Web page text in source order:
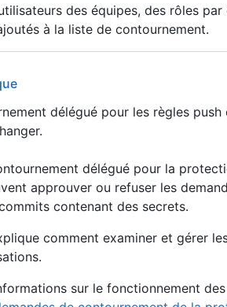
des équipes, des rôles
à la liste de contournement.
délégué pour les règles
délégué pour la
approuver ou refuser les
contenant des secrets.
comment examiner et gérer
sur le fonctionnement